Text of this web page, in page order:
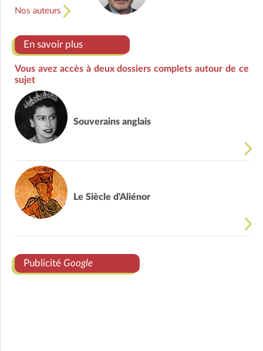
Nos auteurs
En savoir plus
Vous avez accès à deux dossiers complets autour de ce
sujet
Souverains anglais
Le Siècle d'Aliénor
Publicité Google